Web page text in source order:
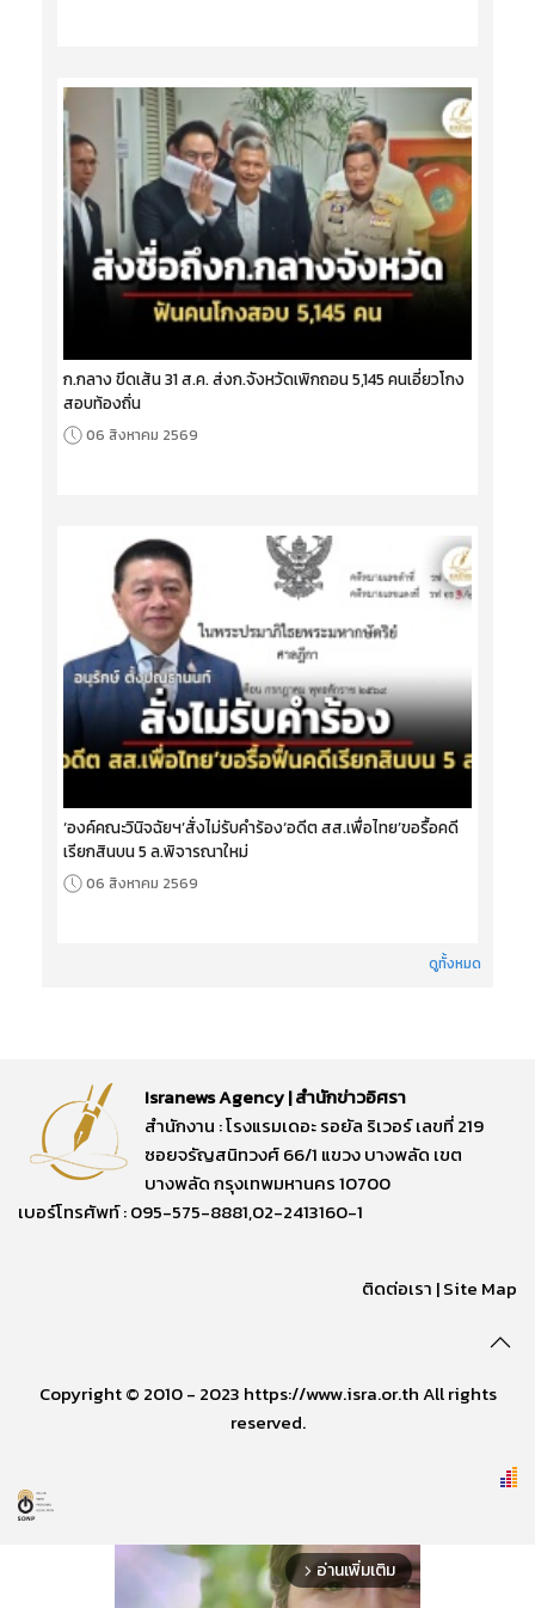
ก.กลาง ขีดเส้น 31 ส.ค. ส่งก.จังหวัดเพิกถอน 5,145 คนเอี่ยวโกง
สอบท้องถิ่น
06 สิงหาคม 2569
‘องค์คณะวินิจฉัยฯ’สั่งไม่รับคำร้อง‘อดีต สส.เพื่อไทย’ขอรื้อคดี
เรียกสินบน 5 ล.พิจารณาใหม่
06 สิงหาคม 2569
ดูทั้งหมด
Isranews Agency | สำนักข่าวอิศรา
สำนักงาน : โรงแรมเดอะ รอยัล ริเวอร์ เลขที่ 219
ซอยจรัญสนิทวงศ์ 66/1 แขวง บางพลัด เขต
บางพลัด กรุงเทพมหานคร 10700
เบอร์โทรศัพท์ : 095-575-8881,02-2413160-1
ติดต่อเรา |Site Map
Copyright © 2010 - 2023 https://www.isra.or.th All rights
reserved.
arrow_forward_ios อ่านเพิ่มเติม